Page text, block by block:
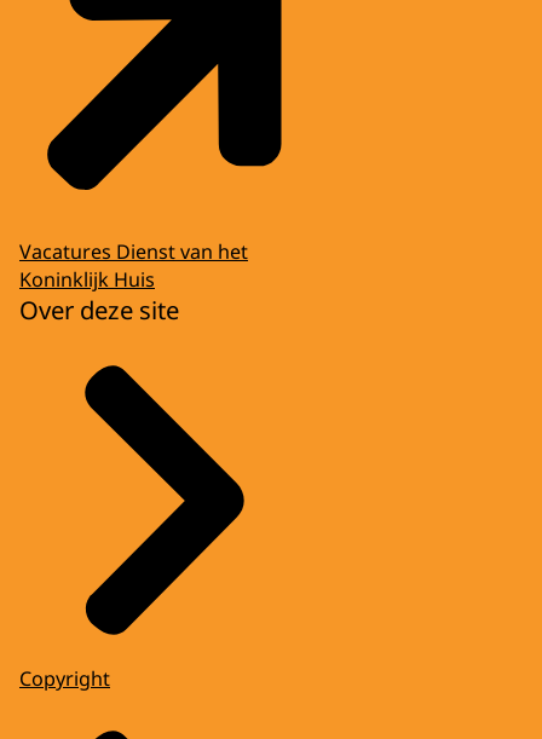
Vacatures Dienst van het
Koninklijk Huis
Over deze site
Copyright